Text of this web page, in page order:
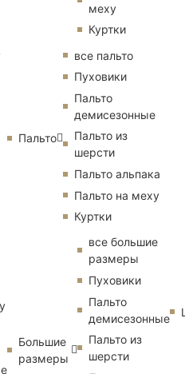
меху
Куртки
Пальто
все пальто
Пуховики
Пальто
демисезонные
Пальто из
шерсти
Пальто альпака
Пальто на меху
Куртки
Большие
размеры
все большие
размеры
Пуховики
Пальто
демисезонные
Пальто из
шерсти